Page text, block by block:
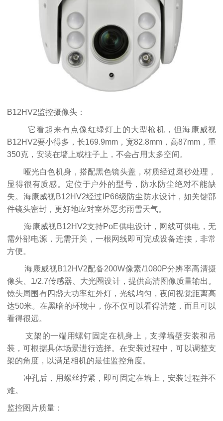
B12HV2监控摄像头：
它看起来有点像红绿灯上的大型枪机，但海康威视
B12HV2要小得多，长169.9mm，宽82.8mm，高87mm，重
350克，安装在墙上或柱子上，不会占用太多空间。
哑光白色机身，搭配黑色镜头盖，材质经过磨砂处理，
显得很有质感。定位于户外的型号，防水防尘绝对不能缺
失。海康威视B12HV2经过IP66级防尘防水设计，如关键部
件镜头密封，更好地应对室外恶劣雨雪天气。
海康威视B12HV2支持PoE供电设计，网线可供电，无
需外部电源，无需开关，一根网线即可完成设备连接，非常
方便。
海康威视B12HV2配备200W像素/1080P分辨率高清摄
像头、1/2.7传感器、大光圈设计，提供高清图像质量输出。
镜头周围有四盏大功率红外灯，光线均匀，夜间视觉距离高
达50米。在黑暗的环境中，你不仅可以看得清楚，而且可以
看得很远。
支架的一端用螺钉固定在机身上，支撑墙壁安装和吊
装，可根据具体场景进行选择。在安装过程中，可以调整支
架的角度，以满足相机的最佳监控角度。
冲孔后，用螺丝拧紧，即可固定在墙上，安装过程并不
难。
监控图片质量：